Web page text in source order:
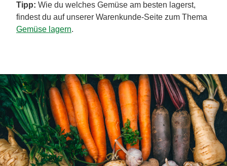
Tipp: Wie du welches Gemüse am besten lagerst,
findest du auf unserer Warenkunde-Seite zum Thema
Gemüse lagern.